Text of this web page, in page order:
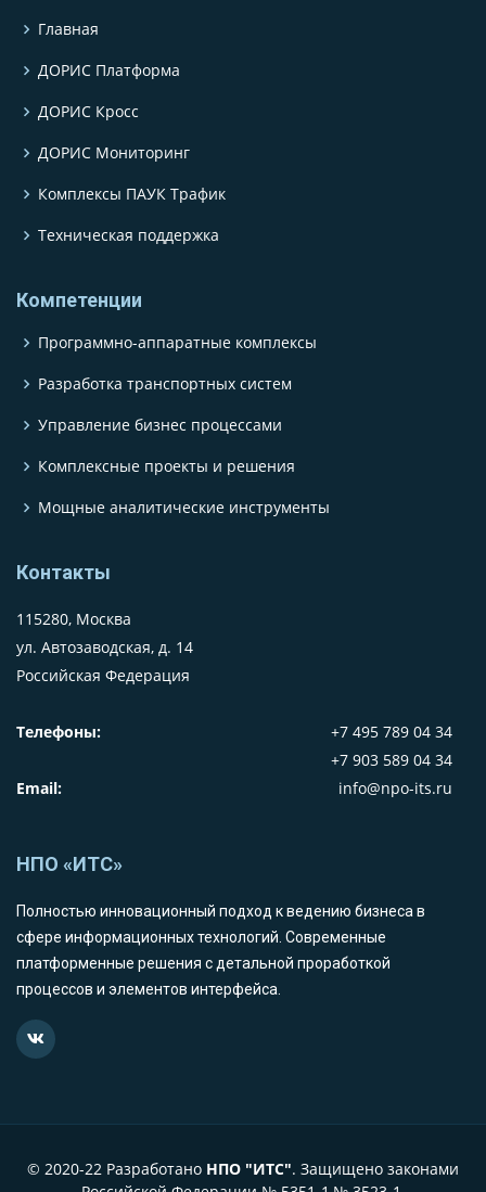
Главная
ДОРИС Платформа
ДОРИС Кросс
ДОРИС Мониторинг
Комплексы ПАУК Трафик
Техническая поддержка
Компетенции
Программно-аппаратные комплексы
Разработка транспортных систем
Управление бизнес процессами
Комплексные проекты и решения
Мощные аналитические инструменты
Контакты
115280, Москва
ул. Автозаводская, д. 14
Российская Федерация
Телефоны:
+7 495 789 04 34
+7 903 589 04 34
Email:
info@npo-its.ru
НПО «ИТС»
Полностью инновационный подход к ведению бизнеса в
сфере информационных технологий. Современные
платформенные решения с детальной проработкой
процессов и элементов интерфейса.
© 2020-22 Разработано НПО "ИТС". Защищено законами